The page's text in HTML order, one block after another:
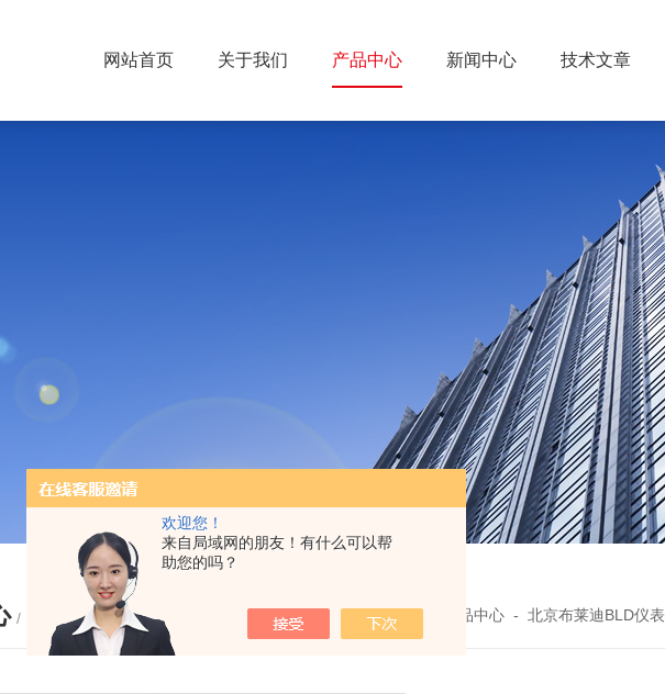
欢迎您！
来自局域网的朋友！有什么可以帮
助您的吗？
网站首页 关于我们 产品中心 新闻中心 技术文章
/ PRODUCTS 您的位置：首页 - 产品中心 -北京布莱迪BLD仪表